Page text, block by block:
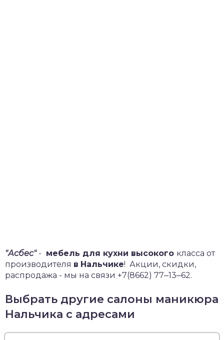
"Асбес"- мебель для кухни высокого класса от
производителя в Нальчике! Акции, скидки,
распродажа - мы на связи +7(8662) 77‒13‒62.
Выбрать другие салоны маникюра
Нальчика с адресами